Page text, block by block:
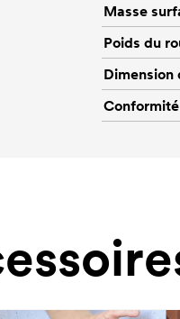
Masse
Poids du
Dimension
Conformité